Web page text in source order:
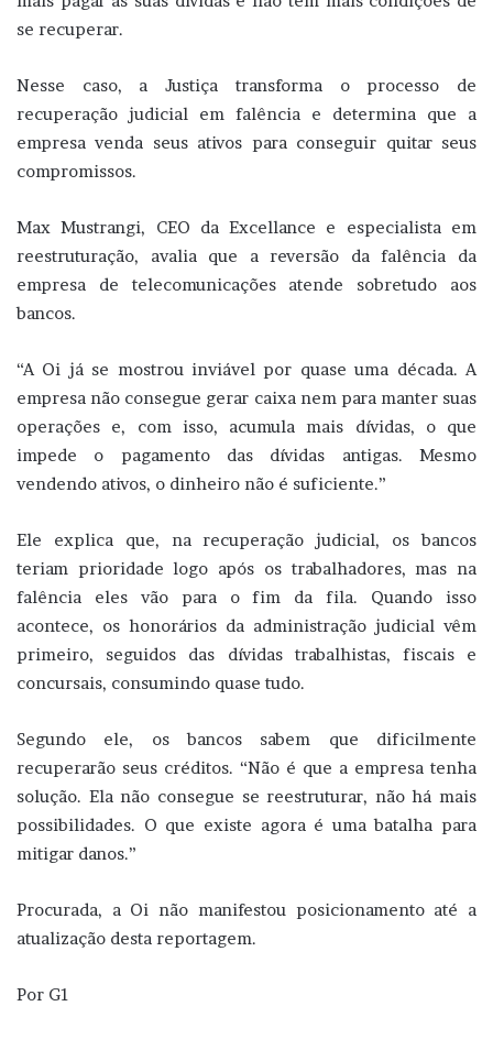
se recuperar.
Nesse caso, a Justiça transforma o processo de
recuperação judicial em falência e determina que a
empresa venda seus ativos para conseguir quitar seus
compromissos.
Max Mustrangi, CEO da Excellance e especialista em
reestruturação, avalia que a reversão da falência da
empresa de telecomunicações atende sobretudo aos
bancos.
“A Oi já se mostrou inviável por quase uma década. A
empresa não consegue gerar caixa nem para manter suas
operações e, com isso, acumula mais dívidas, o que
impede o pagamento das dívidas antigas. Mesmo
vendendo ativos, o dinheiro não é suficiente.”
Ele explica que, na recuperação judicial, os bancos
teriam prioridade logo após os trabalhadores, mas na
falência eles vão para o fim da fila. Quando isso
acontece, os honorários da administração judicial vêm
primeiro, seguidos das dívidas trabalhistas, fiscais e
concursais, consumindo quase tudo.
Segundo ele, os bancos sabem que dificilmente
recuperarão seus créditos. “Não é que a empresa tenha
solução. Ela não consegue se reestruturar, não há mais
possibilidades. O que existe agora é uma batalha para
mitigar danos.”
Procurada, a Oi não manifestou posicionamento até a
atualização desta reportagem.
Por G1